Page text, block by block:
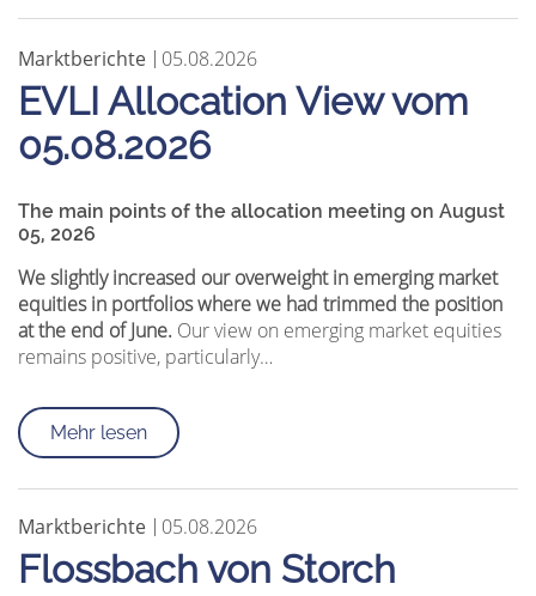
Marktberichte 05.08.2026
EVLI Allocation View vom
05.08.2026
The main points of the allocation meeting on August
05, 2026
We slightly increased our overweight in emerging market
equities in portfolios where we had trimmed the position
at the end of June. Our view on emerging market equities
remains positive, particularly…
Mehr lesen
Marktberichte 05.08.2026
Flossbach von Storch